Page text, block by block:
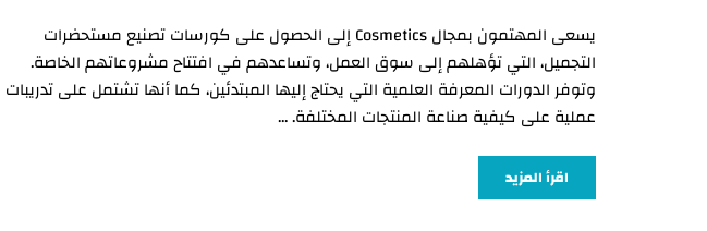
يسعى المهتمون بمجال Cosmetics إلى الحصول على كورسات تصنيع مستحضرات
التجميل، التي تؤهلهم إلى سوق العمل، وتساعدهم في افتتاح مشروعاتهم الخاصة.
وتوفر الدورات المعرفة العلمية التي يحتاج إليها المبتدئين، كما أنها تشتمل على تدريبات
عملية على كيفية صناعة المنتجات المختلفة. …
اقرأ المزيد